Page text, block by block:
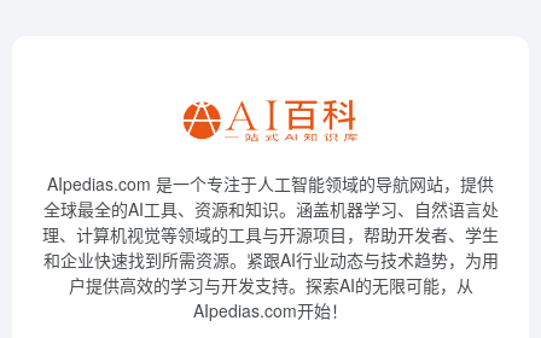
AIpedias.com 是一个专注于人工智能领域的导航网站，提供
全球最全的AI工具、资源和知识。涵盖机器学习、自然语言处
理、计算机视觉等领域的工具与开源项目，帮助开发者、学生
和企业快速找到所需资源。紧跟AI行业动态与技术趋势，为用
户提供高效的学习与开发支持。探索AI的无限可能，从
AIpedias.com开始！